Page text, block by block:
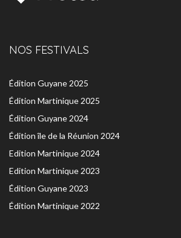
NOS FESTIVALS
Édition Guyane 2025
Édition Martinique 2025
Édition Guyane 2024
Édition île de la Réunion 2024
Edition Martinique 2024
Edition Martinique 2023
Édition Guyane 2023
Édition Martinique 2022